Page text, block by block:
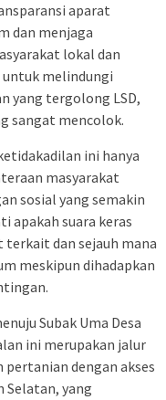
aparat
dan menjaga
lokal dan
melindungi
yang tergolong LSD,
sangat mencolok.
ini hanya
masyarakat
sosial yang semakin
apakah suara keras
terkait dan sejauh mana
meskipun dihadapkan
Subak Uma Desa
ini merupakan jalur
dengan akses
Selatan, yang